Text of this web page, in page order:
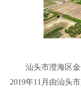
汕头市澄海区金
2019年11月由汕头